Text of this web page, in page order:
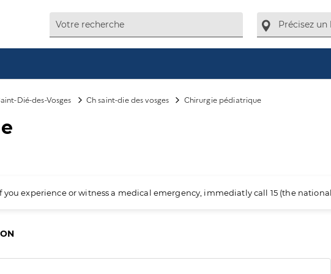
Dié-des-Vosges Ch saint-die des vosges Chirurgie pédiatrique
you experience or witness a medical emergency, immediatly call 15 (the